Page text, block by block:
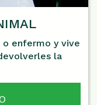
o enfermo y vive
la